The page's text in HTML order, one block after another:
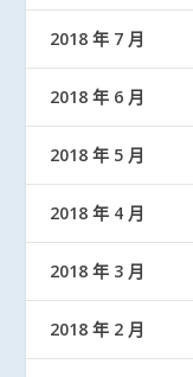
2018 年 7 月
2018 年 6 月
2018 年 5 月
2018 年 4 月
2018 年 3 月
2018 年 2 月